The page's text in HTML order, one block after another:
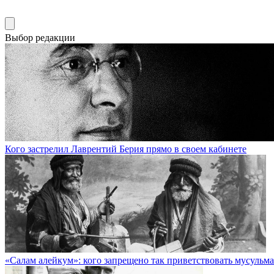
Выбор редакции
Кого застрелил Лаврентий Берия прямо в своем кабинете
«Салам алейкум»: кого запрещено так приветствовать